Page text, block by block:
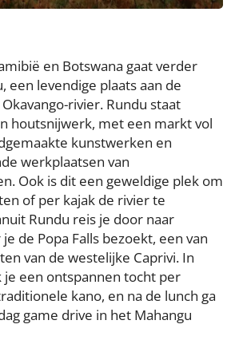
en Botswana gaat verder
een levendige plaats aan de
rivier. Rundu staat
houtsnijwerk, met een markt vol
kunstwerken en
werkplaatsen van
Ook is dit een geweldige plek om
of per kajak de rivier te
Rundu reis je door naar
de Popa Falls bezoekt, een van
van de westelijke Caprivi. In
je een ontspannen tocht per
kano, en na de lunch ga
game drive in het Mahangu